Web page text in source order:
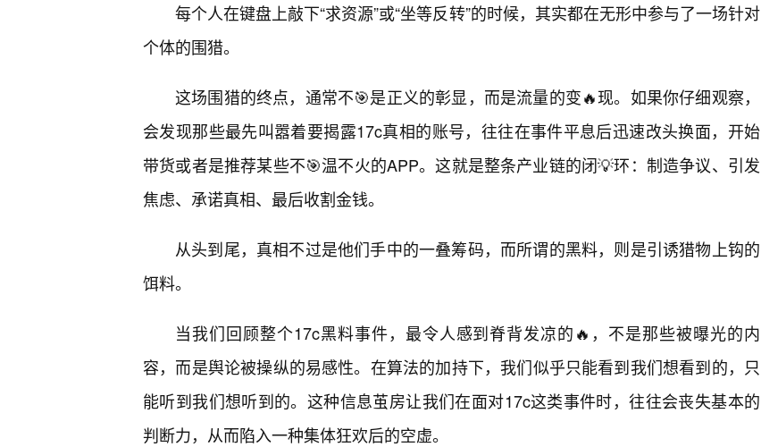
每个人在键盘上敲下“求资源”或“坐等反转”的时候，其实都在无形中参与了一场针对
个体的围猎。
这场围猎的终点，通常不🎯是正义的彰显，而是流量的变🔥现。如果你仔细观察，
会发现那些最先叫嚣着要揭露17c真相的账号，往往在事件平息后迅速改头换面，开始
带货或者是推荐某些不🎯温不火的APP。这就是整条产业链的闭💡环：制造争议、引发
焦虑、承诺真相、最后收割金钱。
从头到尾，真相不过是他们手中的一叠筹码，而所谓的黑料，则是引诱猎物上钩的
饵料。
当我们回顾整个17c黑料事件，最令人感到脊背发凉的🔥，不是那些被曝光的内
容，而是舆论被操纵的易感性。在算法的加持下，我们似乎只能看到我们想看到的，只
能听到我们想听到的。这种信息茧房让我们在面对17c这类事件时，往往会丧失基本的
判断力，从而陷入一种集体狂欢后的空虚。